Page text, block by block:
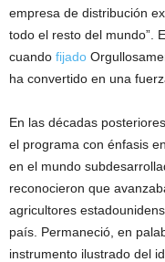
empresa de distribución
todo el resto del mundo”.
cuando fijado
ha convertido en una
En las décadas
el programa con énfasis
en el mundo
reconocieron que
agricultores
país. Permaneció, en
instrumento ilustrado del